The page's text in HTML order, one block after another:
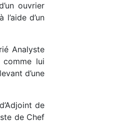
ouvrier
d’un
Analyste
comme lui
d’une
de
de Chef